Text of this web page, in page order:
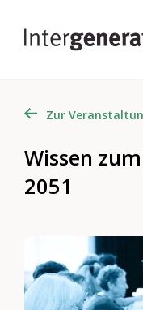
Zur
Wissen
2051